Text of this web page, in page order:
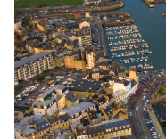
Cherbourg en
le Port de
Nous exploitons
la
et